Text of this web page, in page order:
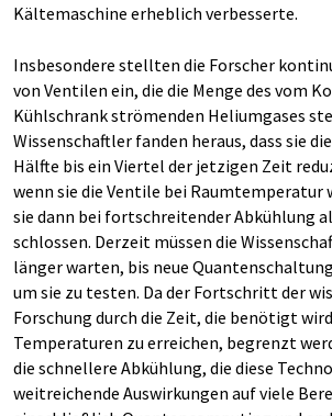
Kältemaschine erheblich verbesserte.
Insbesondere stellten die Forscher
von Ventilen ein, die die Menge des vom
Kühlschrank strömenden Heliumgases
Wissenschaftler fanden heraus, dass sie
Hälfte bis ein Viertel der jetzigen Zeit
wenn sie die Ventile bei Raumtemperatur
sie dann bei fortschreitender Abkühlung
schlossen. Derzeit müssen die
länger warten, bis neue
um sie zu testen. Da der Fortschritt der
Forschung durch die Zeit, die benötigt
Temperaturen zu erreichen, begrenzt
die schnellere Abkühlung, die diese
weitreichende Auswirkungen auf viele